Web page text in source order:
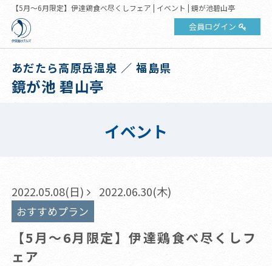
【5月～6月限定】伊達鶏食べ尽くしフェア | イベント | 鏡が池碧山亭
会員ログイン
あだたら高原岳温泉 ／ 福島県
鏡が池 碧山亭
イベント
2022.05.08(日) 2022.06.30(木)
おすすめプラン
【5月～6月限定】伊達鶏食べ尽くしフ
ェア